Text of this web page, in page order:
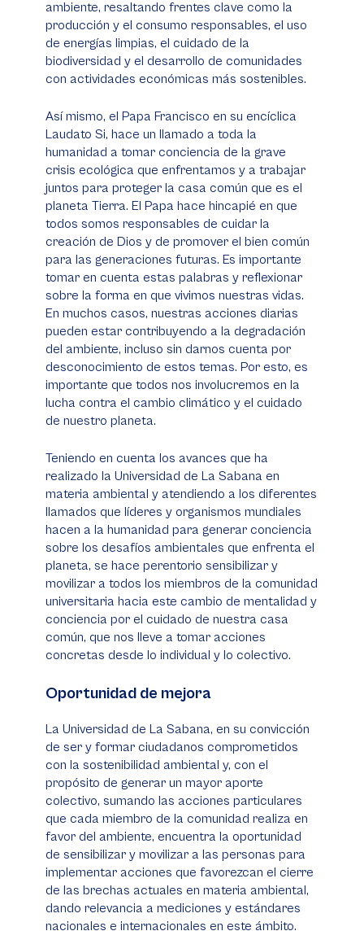
ambiente, resaltando frentes clave como la
producción y el consumo responsables, el uso
de energías limpias, el cuidado de la
biodiversidad y el desarrollo de comunidades
con actividades económicas más sostenibles.
Así mismo, el Papa Francisco en su encíclica
Laudato Si, hace un llamado a toda la
humanidad a tomar conciencia de la grave
crisis ecológica que enfrentamos y a trabajar
juntos para proteger la casa común que es el
planeta Tierra. El Papa hace hincapié en que
todos somos responsables de cuidar la
creación de Dios y de promover el bien común
para las generaciones futuras. Es importante
tomar en cuenta estas palabras y reflexionar
sobre la forma en que vivimos nuestras vidas.
En muchos casos, nuestras acciones diarias
pueden estar contribuyendo a la degradación
del ambiente, incluso sin darnos cuenta por
desconocimiento de estos temas. Por esto, es
importante que todos nos involucremos en la
lucha contra el cambio climático y el cuidado
de nuestro planeta.
Teniendo en cuenta los avances que ha
realizado la Universidad de La Sabana en
materia ambiental y atendiendo a los diferentes
llamados que líderes y organismos mundiales
hacen a la humanidad para generar conciencia
sobre los desafíos ambientales que enfrenta el
planeta, se hace perentorio sensibilizar y
movilizar a todos los miembros de la comunidad
universitaria hacia este cambio de mentalidad y
conciencia por el cuidado de nuestra casa
común, que nos lleve a tomar acciones
concretas desde lo individual y lo colectivo.
Oportunidad de mejora
La Universidad de La Sabana, en su convicción
de ser y formar ciudadanos comprometidos
con la sostenibilidad ambiental y, con el
propósito de generar un mayor aporte
colectivo, sumando las acciones particulares
que cada miembro de la comunidad realiza en
favor del ambiente, encuentra la oportunidad
de sensibilizar y movilizar a las personas para
implementar acciones que favorezcan el cierre
de las brechas actuales en materia ambiental,
dando relevancia a mediciones y estándares
nacionales e internacionales en este ámbito.